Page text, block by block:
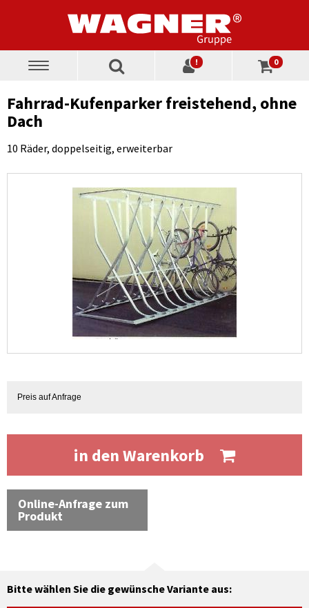
Toggle
! 0
Fahrrad-Kufenparker freistehend, ohne
Dach
10 Räder, doppelseitig, erweiterbar
Preis auf Anfrage
in den Warenkorb
Online-Anfrage zum
Produkt
Bitte wählen Sie die gewünsche Variante aus: